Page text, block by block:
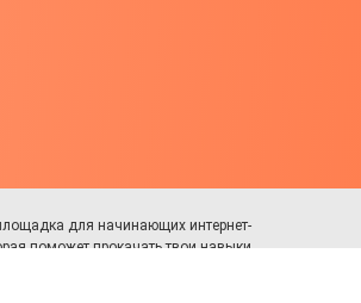
для начинающих интернет-
поможет прокачать твои навыки.